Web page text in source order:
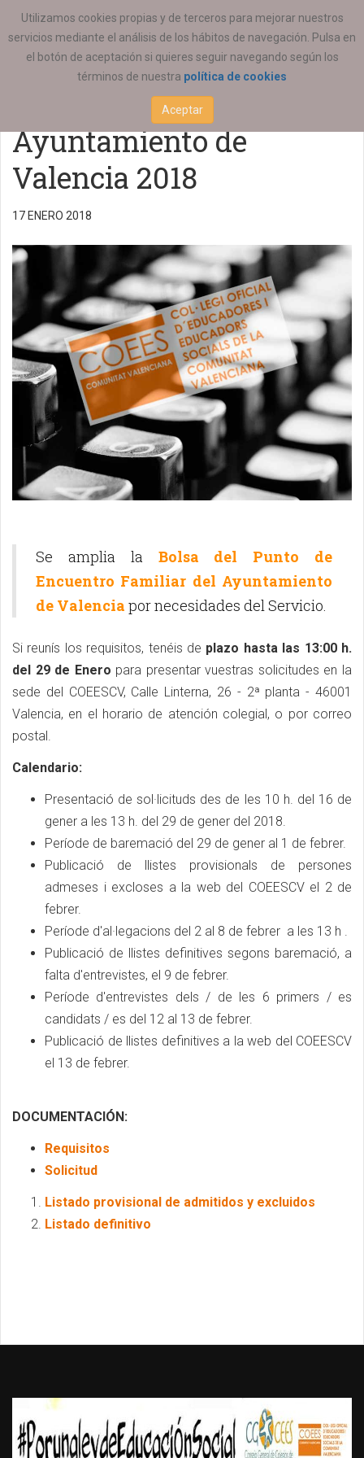
Utilizamos cookies propias y de terceros para mejorar nuestros
servicios mediante el análisis de los hábitos de navegación. Pulsa en
el botón de aceptación si quieres seguir navegando según los
términos de nuestra política de cookies
Aceptar
ESTÁ AQUÍ: ACTUALIDAD COEESCV
Ampliación de la Bolsa
del PEF del
Ayuntamiento de
Valencia 2018
17 ENERO 2018
Se amplia la Bolsa del Punto de
Encuentro Familiar del Ayuntamiento
de Valencia por necesidades del Servicio.
Si reunís los requisitos, tenéis de plazo hasta las 13:00 h.
del 29 de Enero para presentar vuestras solicitudes en la
sede del COEESCV, Calle Linterna, 26 - 2ª planta - 46001
Valencia, en el horario de atención colegial, o por correo
postal.
Calendario:
Presentació de sol·licituds des de les 10 h. del 16 de
gener a les 13 h. del 29 de gener del 2018.
Període de baremació del 29 de gener al 1 de febrer.
Publicació de llistes provisionals de persones
admeses i excloses a la web del COEESCV el 2 de
febrer.
Període d'al·legacions del 2 al 8 de febrer a les 13 h .
Publicació de llistes definitives segons baremació, a
falta d'entrevistes, el 9 de febrer.
Període d'entrevistes dels / de les 6 primers / es
candidats / es del 12 al 13 de febrer.
Publicació de llistes definitives a la web del COEESCV
el 13 de febrer.
DOCUMENTACIÓN:
Requisitos
Solicitud
Listado provisional de admitidos y excluidos
Listado definitivo